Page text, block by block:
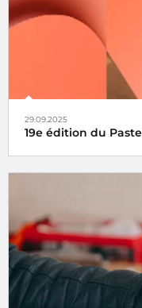
29.09.2025
19e édition du
Fière de s'engager
l’Institut Pasteur,
Pasteurdon, du 8 au